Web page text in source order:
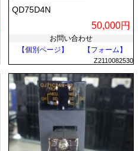
QD75D4N
50,000円
お問い合わせ
【個別ページ】
【フォーム】
Z2110082530